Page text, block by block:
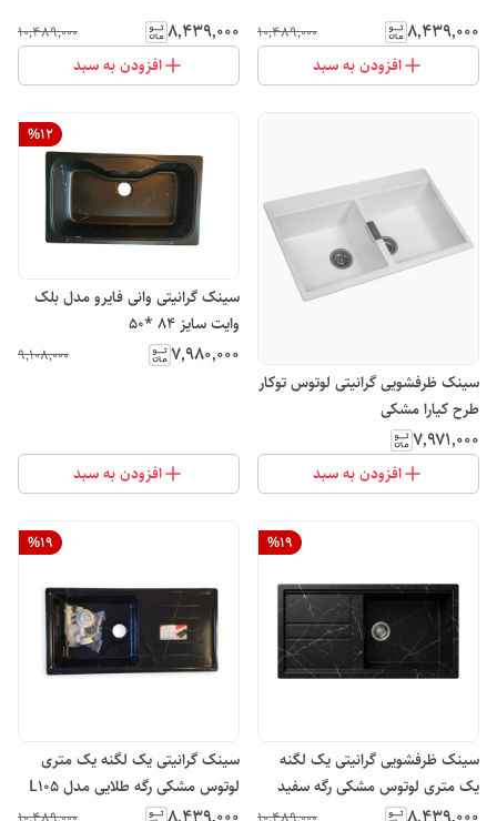
۸٬۴۳۹٬۰۰۰ ۱۰٬۴۸۹٬۰۰۰
افزودن به سبد
۸٬۴۳۹٬۰۰۰ ۱۰٬۴۸۹٬۰۰۰
افزودن به سبد
سینک ظرفشویی گرانیتی لوتوس توکار
طرح کیارا مشکی
۷٬۹۷۱٬۰۰۰
افزودن به سبد
%12
سینک گرانیتی وانی فایرو مدل بلک
وایت سایز 84 *50
۷٬۹۸۰٬۰۰۰ ۹٬۱۰۸٬۰۰۰
افزودن به سبد
%19
سینک ظرفشویی گرانیتی یک لگنه
یک متری لوتوس مشکی رگه سفید
مدل L102
%19
سینک گرانیتی یک لگنه یک متری
لوتوس مشکی رگه طلایی مدل L10۵